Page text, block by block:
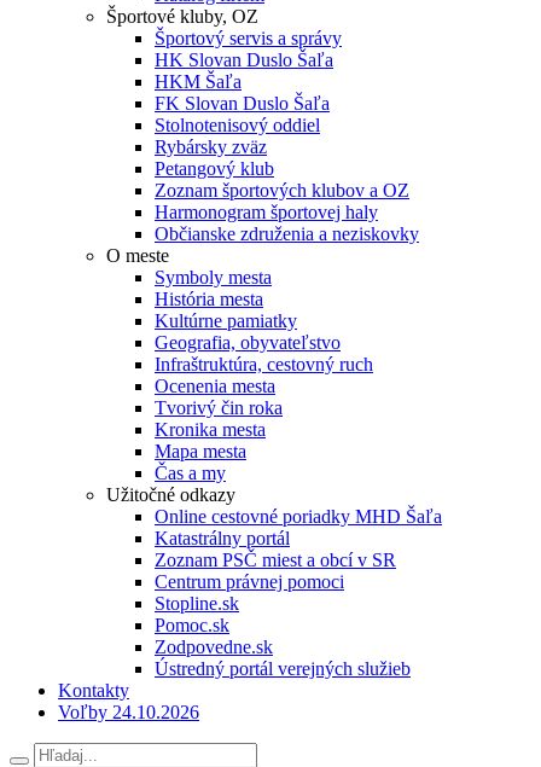
Športové kluby, OZ
Športový servis a správy
HK Slovan Duslo Šaľa
HKM Šaľa
FK Slovan Duslo Šaľa
Stolnotenisový oddiel
Rybársky zväz
Petangový klub
Zoznam športových klubov a OZ
Harmonogram športovej haly
Občianske združenia a neziskovky
O meste
Symboly mesta
História mesta
Kultúrne pamiatky
Geografia, obyvateľstvo
Infraštruktúra, cestovný ruch
Ocenenia mesta
Tvorivý čin roka
Kronika mesta
Mapa mesta
Čas a my
Užitočné odkazy
Online cestovné poriadky MHD Šaľa
Katastrálny portál
Zoznam PSČ miest a obcí v SR
Centrum právnej pomoci
Stopline.sk
Pomoc.sk
Zodpovedne.sk
Ústredný portál verejných služieb
Kontakty
Voľby 24.10.2026